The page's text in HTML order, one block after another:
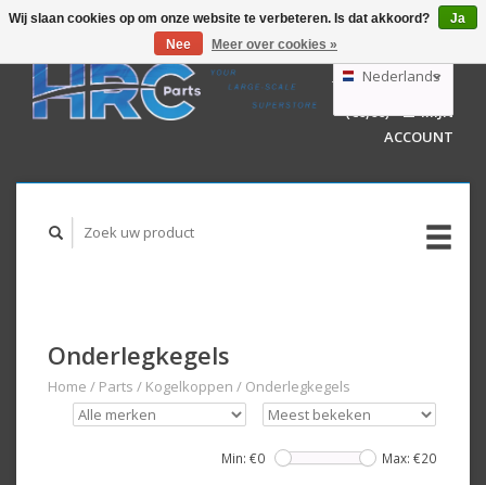
GBP
AUD
Nederlands
Deutsch
English
WINKELWAGEN
(€0,00)
MIJN
ACCOUNT
Onderlegkegels
Home / Parts / Kogelkoppen / Onderlegkegels
Min: €0 Max: €20
Wij slaan cookies op om onze website te verbeteren. Is dat akkoord?
Ja
Nee
Meer over cookies »